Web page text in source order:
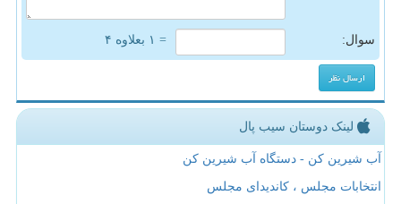
سوال: = ۱ بعلاوه ۴
لینک دوستان سیب پال
آب شیرین کن - دستگاه آب شیرین کن
انتخابات مجلس ، کاندیدای مجلس